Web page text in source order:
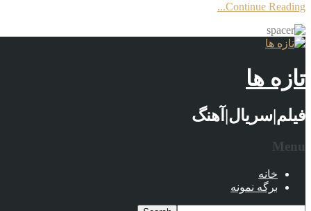
Continue Reading...
تازه ها
فیلم|سریال|آهنگ
Menu
خانه
برگه نمونه